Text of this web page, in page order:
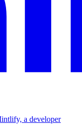
a developer